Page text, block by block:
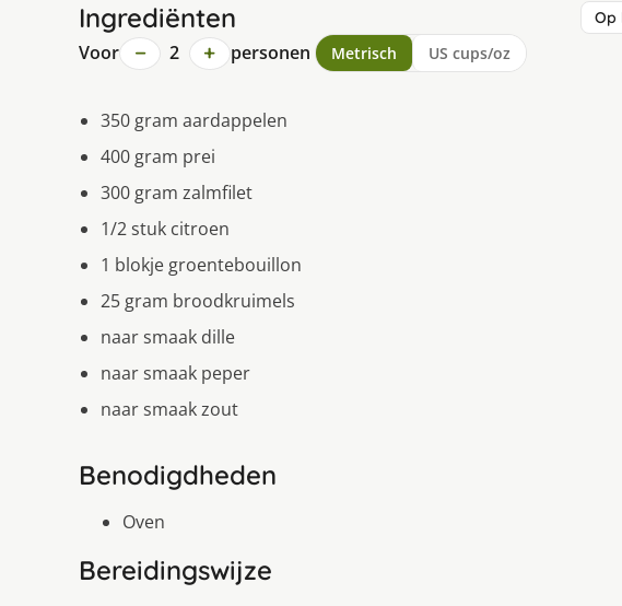
Ingrediënten Op
Voor − 2 + personen Metrisch US cups/oz
350 gram aardappelen
400 gram prei
300 gram zalmfilet
1/2 stuk citroen
1 blokje groentebouillon
25 gram broodkruimels
naar smaak dille
naar smaak peper
naar smaak zout
Benodigdheden
Oven
Bereidingswijze